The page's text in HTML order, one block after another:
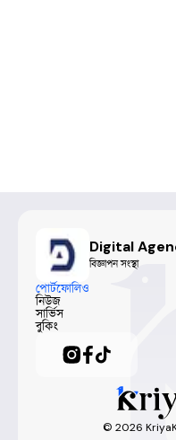
Digital
বিজ্ঞাপন সংস্থা
পোর্টফোলিও
নিউজ
সার্ভিস
বুকিং
© 2026